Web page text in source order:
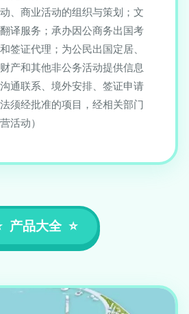
、商业活动的组织与策划；文
译服务；承办因公商务出国考
签证代理；为公民出国定居、
产和其他非公务活动提供信息
通联系、境外安排、签证申请
须经批准的项目，经相关部门
活动）
产品大全